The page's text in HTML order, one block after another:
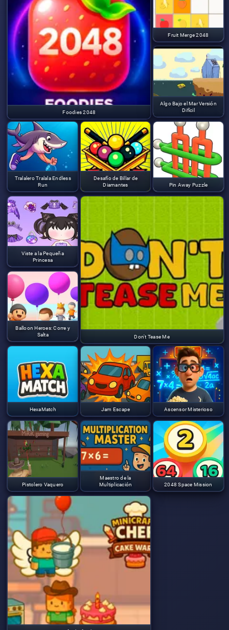
Foodies 2048
Fruit Merge 2048
Algo Bajo el Mar Versión
Difícil
Tralalero Tralala Endless
Run
Desafío de Billar de
Diamantes
Pin Away Puzzle
Viste a la Pequeña
Princesa
Don't Tease Me
Balloon Heroes: Corre y
Salta
HexaMatch Jam Escape Ascensor Misterioso
Pistolero Vaquero
Maestro de la
Multiplicación
2048 Space Mission